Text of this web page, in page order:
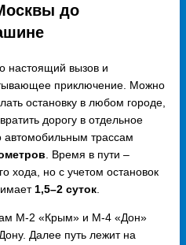
до
настоящий вызов и
приключение. Можно
остановку в любом городе,
дорогу в отдельное
автомобильным трассам
. Время в пути –
хода, но с учетом остановок
1,5–2 суток
М-2 «Крым» и М-4 «Дон»
Далее путь лежит на